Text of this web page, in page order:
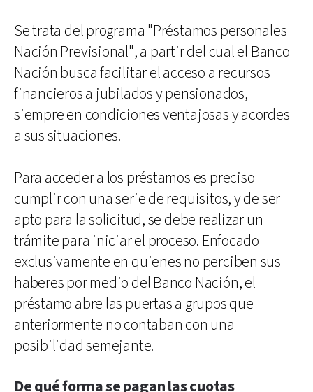
Se trata del programa "Préstamos personales
Nación Previsional", a partir del cual el Banco
Nación busca facilitar el acceso a recursos
financieros a jubilados y pensionados,
siempre en condiciones ventajosas y acordes
a sus situaciones.
Para acceder a los préstamos es preciso
cumplir con una serie de requisitos, y de ser
apto para la solicitud, se debe realizar un
trámite para iniciar el proceso. Enfocado
exclusivamente en quienes no perciben sus
haberes por medio del Banco Nación, el
préstamo abre las puertas a grupos que
anteriormente no contaban con una
posibilidad semejante.
De qué forma se pagan las cuotas